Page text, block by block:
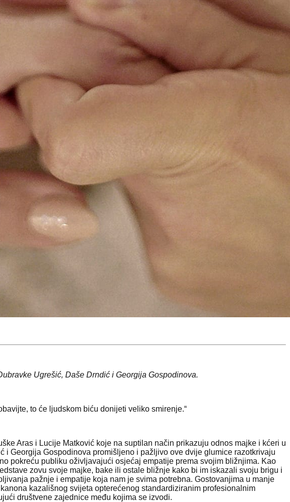
Ugrešić, Daše Drndić i Georgija Gospodinova.
to će ljudskom biću donijeti veliko smirenje.“
Aras i Lucije Matković koje na suptilan način prikazuju odnos majke i kćeri u
Georgija Gospodinova promišljeno i pažljivo ove dvije glumice razotkrivaju
pokreću publiku oživljavajući osjećaj empatije prema svojim bližnjima. Kao
zovu svoje majke, bake ili ostale bližnje kako bi im iskazali svoju brigu i
pažnje i empatije koja nam je svima potrebna. Gostovanjima u manje
kazališnog svijeta opterećenog standardiziranim profesionalnim
društvene zajednice među kojima se izvodi.